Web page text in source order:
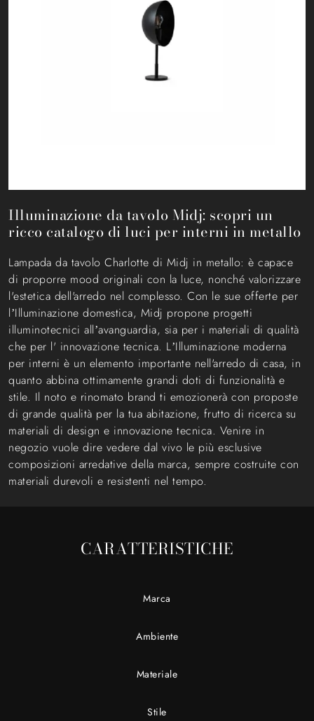
Illuminazione da tavolo Midj: scopri un
ricco catalogo di luci per interni in metallo
Lampada da tavolo Charlotte di Midj in metallo: è capace
di proporre mood originali con la luce, nonché valorizzare
l'estetica dell'arredo nel complesso. Con le sue offerte per
l’Illuminazione domestica, Midj propone progetti
illuminotecnici all’avanguardia, sia per i materiali di qualità
che per l' innovazione tecnica. L’Illuminazione moderna
per interni è un elemento importante nell'arredo di casa, in
quanto abbina ottimamente grandi doti di funzionalità e
stile. Il noto e rinomato brand ti emozionerà con proposte
di grande qualità per la tua abitazione, frutto di ricerca su
materiali di design e innovazione tecnica. Venire in
negozio vuole dire vedere dal vivo le più esclusive
composizioni arredative della marca, sempre costruite con
materiali durevoli e resistenti nel tempo.
CARATTERISTICHE
Marca
Ambiente
Materiale
Stile